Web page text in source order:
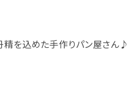
を込めた手作りパン屋さん♪